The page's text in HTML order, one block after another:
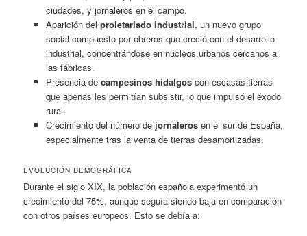
ciudades, y jornaleros en el campo.
Aparición del proletariado industrial, un nuevo grupo
social compuesto por obreros que creció con el desarrollo
industrial, concentrándose en núcleos urbanos cercanos a
las fábricas.
Presencia de campesinos hidalgoscon escasas tierras
que apenas les permitían subsistir, lo que impulsó el éxodo
rural.
Crecimiento del número de jornalerosen el sur de España,
especialmente tras la venta de tierras desamortizadas.
EVOLUCIÓN DEMOGRÁFICA
Durante el siglo XIX, la población española experimentó un
crecimiento del 75%, aunque seguía siendo baja en comparación
con otros países europeos. Esto se debía a: